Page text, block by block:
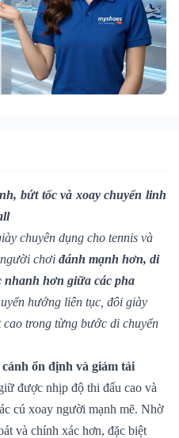
bứt tốc và xoay chuyển linh
chuyên dụng cho tennis và
chơi đánh mạnh hơn, di
nhanh hơn giữa các pha
hướng liên tục, đôi giày
trong từng bước di chuyển
cánh ổn định và giảm tải
được nhịp độ thi đấu cao và
cú xoay người mạnh mẽ. Nhờ
và chính xác hơn, đặc biệt